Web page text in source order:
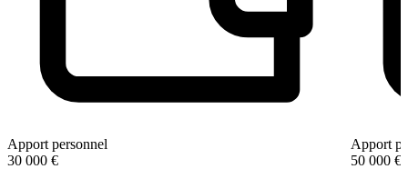
Apport personnel
30 000 €
Apport
50 000 €